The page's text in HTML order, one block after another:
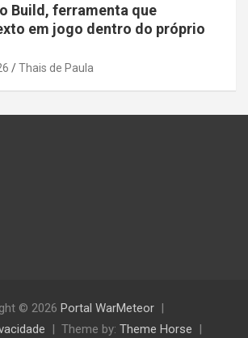
Build, ferramenta que
em jogo dentro do próprio
Thais de Paula
© 2026 Portal WarMeteor
Theme by: Theme Horse